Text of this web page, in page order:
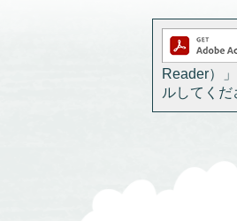
Reader）
ルしてくだ